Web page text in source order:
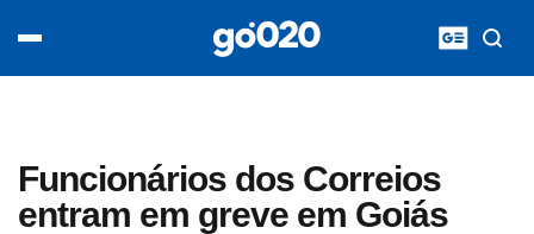
Funcionários dos Correios
entram em greve em Goiás
acontece agora
entretenimento
vídeos
pod020